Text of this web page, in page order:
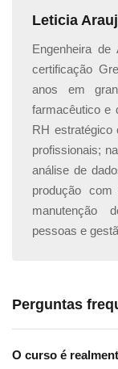
O valor do
cartão de
Assim que o
confirmação
pagamento
realizar o
Nossa
Confira:
Leticia
Engenheira
certificação
anos em
farmacêutico e
RH estratégico
profissionais;
análise de
produção
manutenção
pessoas e
Perguntas
O curso é